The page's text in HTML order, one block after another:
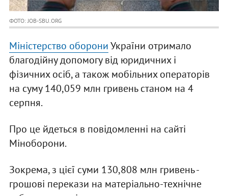
ФОТО: JOB-SBU.ORG
Міністерство оборониУкраїни отримало
благодійну допомогу від юридичних і
фізичних осіб, а також мобільних операторів
на суму 140,059 млн гривень станом на 4
серпня.
Про це йдеться в повідомленні на сайті
Міноборони.
Зокрема, з цієї суми 130,808 млн гривень -
грошові перекази на матеріально-технічне